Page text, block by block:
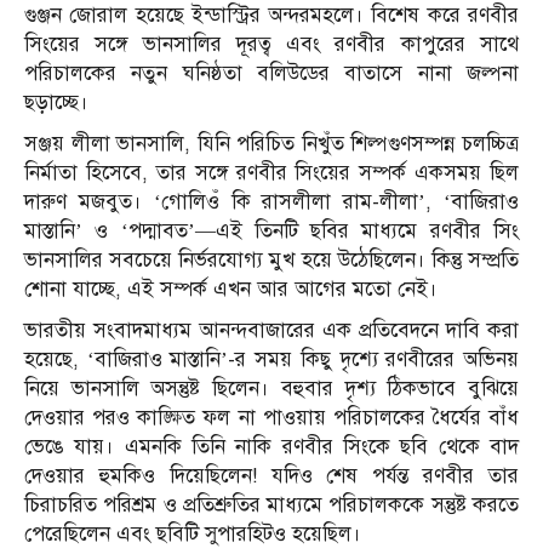
গুঞ্জন জোরাল হয়েছে ইন্ডাস্ট্রির অন্দরমহলে। বিশেষ করে রণবীর
সিংয়ের সঙ্গে ভানসালির দূরত্ব এবং রণবীর কাপুরের সাথে
পরিচালকের নতুন ঘনিষ্ঠতা বলিউডের বাতাসে নানা জল্পনা
ছড়াচ্ছে।
সঞ্জয় লীলা ভানসালি, যিনি পরিচিত নিখুঁত শিল্পগুণসম্পন্ন চলচ্চিত্র
নির্মাতা হিসেবে, তার সঙ্গে রণবীর সিংয়ের সম্পর্ক একসময় ছিল
দারুণ মজবুত। ‘গোলিওঁ কি রাসলীলা রাম-লীলা’, ‘বাজিরাও
মাস্তানি’ ও ‘পদ্মাবত’—এই তিনটি ছবির মাধ্যমে রণবীর সিং
ভানসালির সবচেয়ে নির্ভরযোগ্য মুখ হয়ে উঠেছিলেন। কিন্তু সম্প্রতি
শোনা যাচ্ছে, এই সম্পর্ক এখন আর আগের মতো নেই।
ভারতীয় সংবাদমাধ্যম আনন্দবাজারের এক প্রতিবেদনে দাবি করা
হয়েছে, ‘বাজিরাও মাস্তানি’-র সময় কিছু দৃশ্যে রণবীরের অভিনয়
নিয়ে ভানসালি অসন্তুষ্ট ছিলেন। বহুবার দৃশ্য ঠিকভাবে বুঝিয়ে
দেওয়ার পরও কাঙ্ক্ষিত ফল না পাওয়ায় পরিচালকের ধৈর্যের বাঁধ
ভেঙে যায়। এমনকি তিনি নাকি রণবীর সিংকে ছবি থেকে বাদ
দেওয়ার হুমকিও দিয়েছিলেন! যদিও শেষ পর্যন্ত রণবীর তার
চিরাচরিত পরিশ্রম ও প্রতিশ্রুতির মাধ্যমে পরিচালককে সন্তুষ্ট করতে
পেরেছিলেন এবং ছবিটি সুপারহিটও হয়েছিল।